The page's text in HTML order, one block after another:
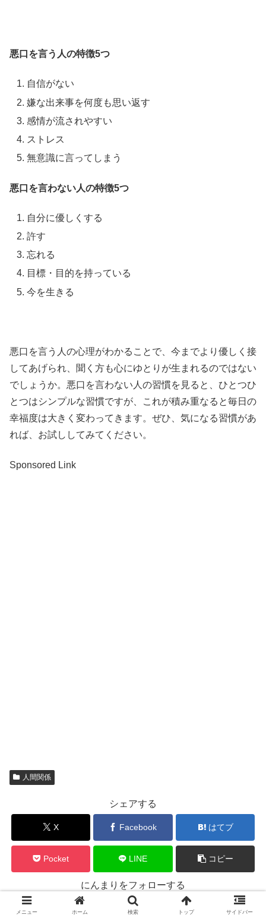
悪口を言う人の特徴5つ
自信がない
嫌な出来事を何度も思い返す
感情が流されやすい
ストレス
無意識に言ってしまう
悪口を言わない人の特徴5つ
自分に優しくする
許す
忘れる
目標・目的を持っている
今を生きる
悪口を言う人の心理がわかることで、今までより優しく接
してあげられ、聞く方も心にゆとりが生まれるのではない
でしょうか。悪口を言わない人の習慣を見ると、ひとつひ
とつはシンプルな習慣ですが、これが積み重なると毎日の
幸福度は大きく変わってきます。ぜひ、気になる習慣があ
れば、お試ししてみてください。
Sponsored Link
人間関係
シェアする
X Facebook はてブ
Pocket LINE コピー
にんまりをフォローする
メニュー ホーム 検索 トップ サイドバー